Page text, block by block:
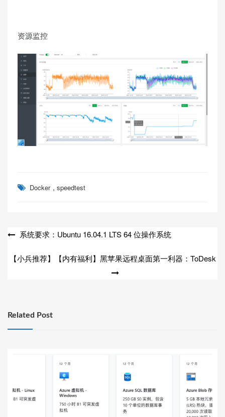
资源监控
Docker , speedtest
文
导
系统要求：Ubuntu 16.04.1 LTS 64 位操作系统
【小兵推荐】【内有福利】黑苹果远程桌面第一利器：ToDesk
Related Post